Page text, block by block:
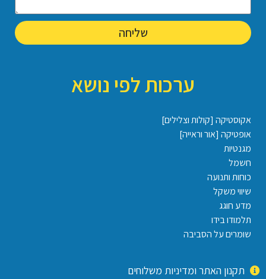
שליחה
ערכות לפי נושא
אקוסטיקה [קולות וצלילים]
אופטיקה [אור וראייה]
מגנטיות
חשמל
כוחות ותנועה
שיווי משקל
מדע חוגג
תלמודו בידו
שומרים על הסביבה
תקנון האתר ומדיניות משלוחים